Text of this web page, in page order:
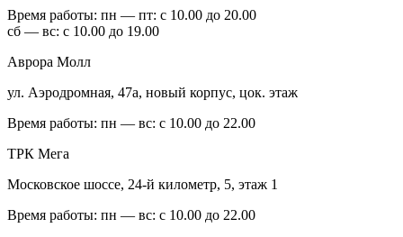
Время работы: пн — пт: с 10.00 до 20.00
сб — вс: с 10.00 до 19.00
Аврора Молл
ул. Аэродромная, 47а, новый корпус, цок. этаж
Время работы: пн — вс: с 10.00 до 22.00
ТРК Мега
Московское шоссе, 24-й километр, 5, этаж 1
Время работы: пн — вс: с 10.00 до 22.00